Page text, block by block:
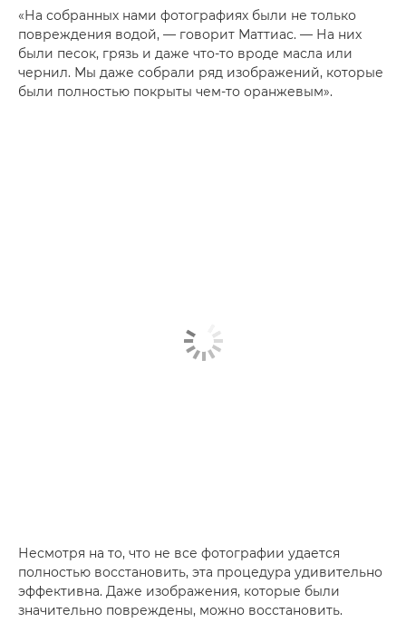
«На собранных нами фотографиях были не только
повреждения водой, — говорит Маттиас. — На них
были песок, грязь и даже что-то вроде масла или
чернил. Мы даже собрали ряд изображений, которые
были полностью покрыты чем-то оранжевым».
Несмотря на то, что не все фотографии удается
полностью восстановить, эта процедура удивительно
эффективна. Даже изображения, которые были
значительно повреждены, можно восстановить.